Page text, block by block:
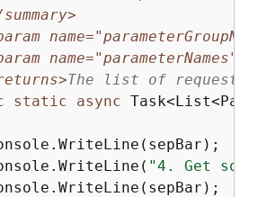
name="parameterNames">
The list of requested
static async
"4. Get